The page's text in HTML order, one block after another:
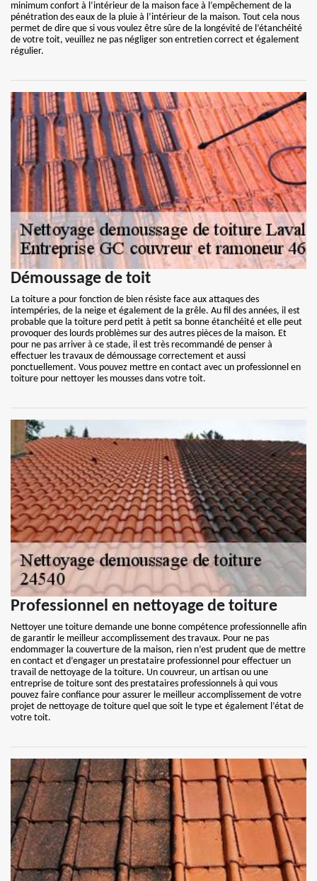
minimum confort à l’intérieur de la maison face à l’empêchement de la
pénétration des eaux de la pluie à l’intérieur de la maison. Tout cela nous
permet de dire que si vous voulez être sûre de la longévité de l’étanchéité
de votre toit, veuillez ne pas négliger son entretien correct et également
régulier.
Démoussage de toit
La toiture a pour fonction de bien résiste face aux attaques des
intempéries, de la neige et également de la grêle. Au fil des années, il est
probable que la toiture perd petit à petit sa bonne étanchéité et elle peut
provoquer des lourds problèmes sur des autres pièces de la maison. Et
pour ne pas arriver à ce stade, il est très recommandé de penser à
effectuer les travaux de démoussage correctement et aussi
ponctuellement. Vous pouvez mettre en contact avec un professionnel en
toiture pour nettoyer les mousses dans votre toit.
Professionnel en nettoyage de toiture
Nettoyer une toiture demande une bonne compétence professionnelle afin
de garantir le meilleur accomplissement des travaux. Pour ne pas
endommager la couverture de la maison, rien n’est prudent que de mettre
en contact et d’engager un prestataire professionnel pour effectuer un
travail de nettoyage de la toiture. Un couvreur, un artisan ou une
entreprise de toiture sont des prestataires professionnels à qui vous
pouvez faire confiance pour assurer le meilleur accomplissement de votre
projet de nettoyage de toiture quel que soit le type et également l’état de
votre toit.